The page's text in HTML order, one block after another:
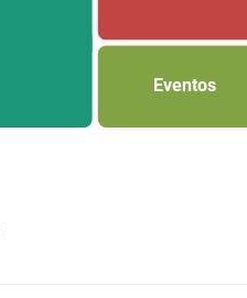
Eventos